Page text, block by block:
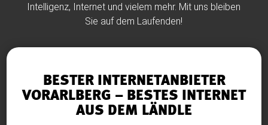
Intelligenz, Internet und vielem mehr. Mit uns bleiben
Sie auf dem Laufenden!
BESTER INTERNETANBIETER
VORARLBERG – BESTES INTERNET
AUS DEM LÄNDLE